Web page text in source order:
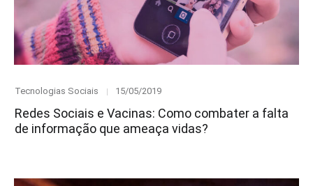
Category
Tecnologias Sociais
Posted
15/05/2019
Redes Sociais e Vacinas: Como combater a falta
de informação que ameaça vidas?